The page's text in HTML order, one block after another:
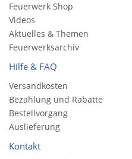
Feuerwerk Shop
Videos
Aktuelles & Themen
Feuerwerksarchiv
Hilfe & FAQ
Versandkosten
Bezahlung und Rabatte
Bestellvorgang
Auslieferung
Kontakt